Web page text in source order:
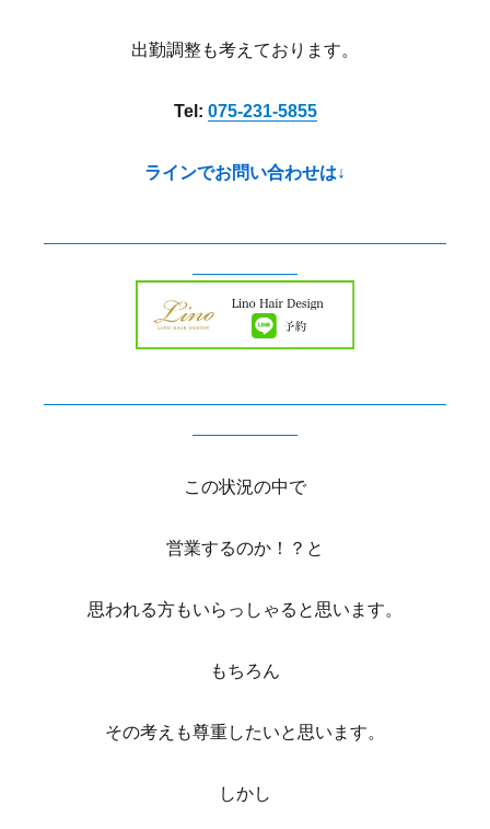
出勤調整も考えております。
Tel: 075-231-5855
ラインでお問い合わせは↓
この状況の中で
営業するのか！？と
思われる方もいらっしゃると思います。
もちろん
その考えも尊重したいと思います。
しかし